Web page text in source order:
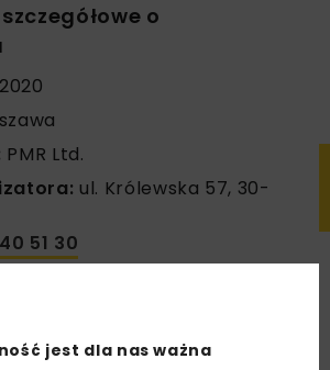
o
PMR Ltd.
ul. Królewska 57, 30-
51 30
jest dla nas ważna